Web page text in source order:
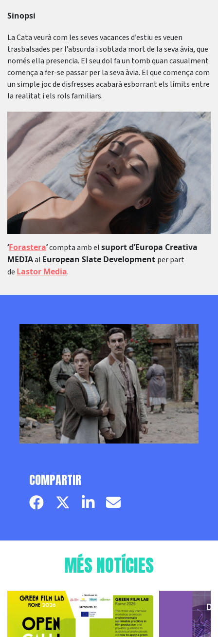
Sinopsi
La Cata veurà com les seves vacances d’estiu es veuen
trasbalsades per l’absurda i sobtada mort de la seva àvia, que
només ella presencia. El seu dol fa un tomb quan casualment
comença a fer-se passar per la seva àvia. El que comença com
un simple joc de disfresses acabarà esborrant els límits entre
la realitat i els rols familiars.
‘Forastera’compta amb elsuport d’Europa Creativa
MEDIAal European Slate Development per part
de Lastor Media.
COMPARTIR
Facebook pageTwitter page
LinkedinEmail
MÉS NOTÍCIES